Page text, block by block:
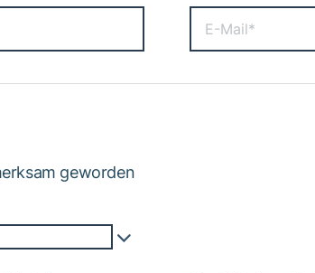
geworden